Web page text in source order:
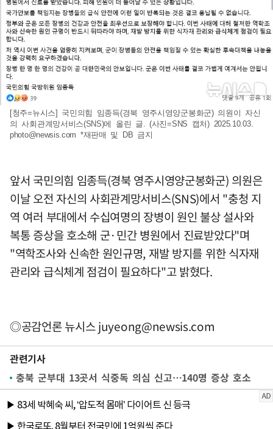
[청주=뉴시스] 국민의힘 임종득(경북 영주시영양군봉화군) 의원이 자신
의 사회관계망서비스(SNS)에 올린 글. (사진=SNS 캡처) 2025.10.03.
photo@newsis.com *재판매 및 DB 금지
앞서 국민의힘 임종득(경북 영주시영양군봉화군) 의원은
이날 오전 자신의 사회관계망서비스(SNS)에서 "충청 지
역 여러 부대에서 수십여명의 장병이 원인 불상 설사와
복통 증상을 호소해 군·민간 병원에서 진료받았다"며
"역학조사와 신속한 원인규명, 재발 방지를 위한 식자재
관리와 급식체계 점검이 필요하다"고 밝혔다.
◎공감언론 뉴시스juyeong@newsis.com
관련기사
충북 군부대 13곳서 식중독 의심 신고…140명 증상 호소